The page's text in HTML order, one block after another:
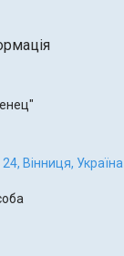
Вінниця, Україна